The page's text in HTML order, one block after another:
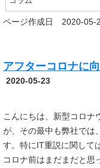
ページ作成日 2020-05-
アフターコロナに
2020-05-23
こんにちは、新型コロナ
が、その最中も弊社では
す。特にIT重説に関して
コロナ前はまだまだと思